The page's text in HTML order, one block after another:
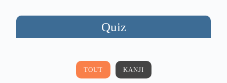
Quiz
TOUT KANJI